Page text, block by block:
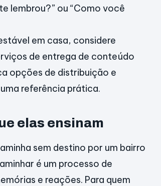
lembrou?” ou “Como você
em casa, considere
de entrega de conteúdo
opções de distribuição e
referência prática.
elas ensinam
sem destino por um bairro
é um processo de
e reações. Para quem